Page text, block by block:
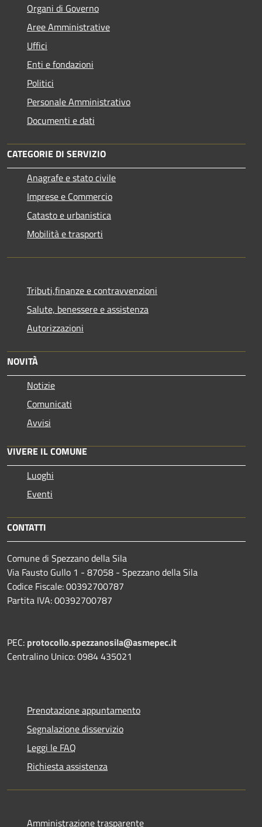
Organi di Governo
Aree Amministrative
Uffici
Enti e fondazioni
Politici
Personale Amministrativo
Documenti e dati
CATEGORIE DI SERVIZIO
Anagrafe e stato civile
Imprese e Commercio
Catasto e urbanistica
Mobilità e trasporti
Tributi,finanze e contravvenzioni
Salute, benessere e assistenza
Autorizzazioni
NOVITÀ
Notizie
Comunicati
Avvisi
VIVERE IL COMUNE
Luoghi
Eventi
CONTATTI
Comune di Spezzano della Sila
Via Fausto Gullo 1 - 87058 - Spezzano della Sila
Codice Fiscale: 00392700787
Partita IVA: 00392700787
PEC: protocollo.spezzanosila@asmepec.it
Centralino Unico: 0984 435021
Prenotazione appuntamento
Segnalazione disservizio
Leggi le FAQ
Richiesta assistenza
Amministrazione trasparente